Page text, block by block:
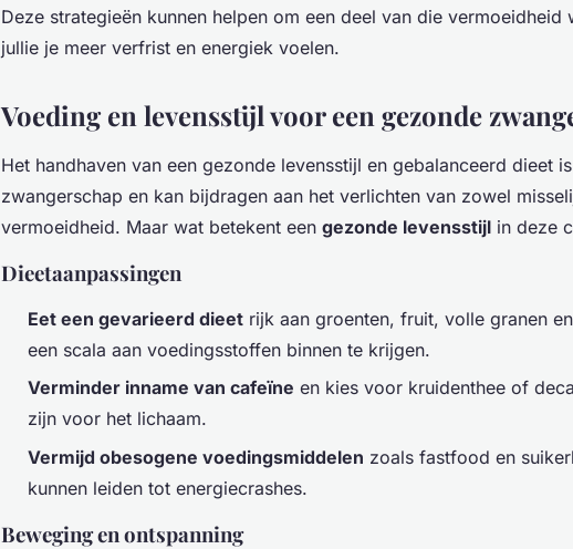
Deze strategieën kunnen helpen om een deel van die vermoeidheid
jullie je meer verfrist en energiek voelen.
Voeding en levensstijl voor een gezonde
Het handhaven van een gezonde levensstijl en gebalanceerd dieet
zwangerschap en kan bijdragen aan het verlichten van zowel
vermoeidheid. Maar wat betekent een gezonde levensstijl in deze
Dieetaanpassingen
Eet een gevarieerd dieet rijk aan groenten, fruit, volle granen
een scala aan voedingsstoffen binnen te krijgen.
Verminder inname van cafeïne en kies voor kruidenthee of
zijn voor het lichaam.
Vermijd obesogene voedingsmiddelen zoals fastfood en
kunnen leiden tot energiecrashes.
Beweging en ontspanning